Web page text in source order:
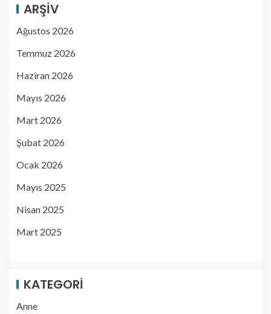
ARŞIV
Ağustos 2026
Temmuz 2026
Haziran 2026
Mayıs 2026
Mart 2026
Şubat 2026
Ocak 2026
Mayıs 2025
Nisan 2025
Mart 2025
KATEGORI
Anne